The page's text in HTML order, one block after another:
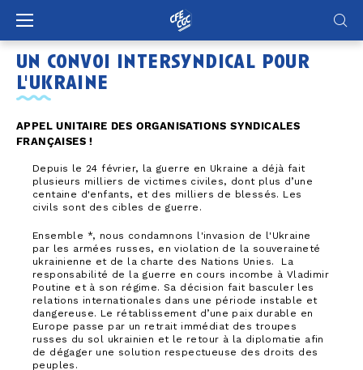
un convoi intersyndical pour
l'ukraine
APPEL UNITAIRE DES ORGANISATIONS SYNDICALES
FRANÇAISES !
Depuis le 24 février, la guerre en Ukraine a déjà fait
plusieurs milliers de victimes civiles, dont plus d’une
centaine d'enfants, et des milliers de blessés. Les
civils sont des cibles de guerre.
Ensemble *, nous condamnons l'invasion de l'Ukraine
par les armées russes, en violation de la souveraineté
ukrainienne et de la charte des Nations Unies. La
responsabilité de la guerre en cours incombe à Vladimir
Poutine et à son régime. Sa décision fait basculer les
relations internationales dans une période instable et
dangereuse. Le rétablissement d’une paix durable en
Europe passe par un retrait immédiat des troupes
russes du sol ukrainien et le retour à la diplomatie afin
de dégager une solution respectueuse des droits des
peuples.
Panneau de gestion des cookies